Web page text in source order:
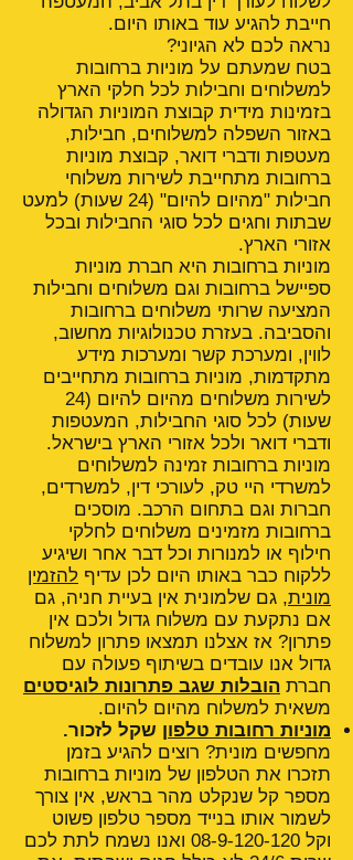
חייבת להגיע עוד באותו היום.
נראה לכם לא הגיוני?
בטח שמעתם על מוניות ברחובות
למשלוחים וחבילות לכל חלקי הארץ
בזמינות מידית קבוצת המוניות הגדולה
באזור השפלה למשלוחים, חבילות,
מעטפות ודברי דואר, קבוצת מוניות
ברחובות מתחייבת לשירות משלוחי
חבילות "מהיום להיום" (24 שעות) למעט
שבתות וחגים לכל סוגי החבילות ובכל
אזורי הארץ.
מוניות ברחובות היא חברת מוניות
ספיישל ברחובות וגם משלוחים וחבילות
המציעה שרותי משלוחים ברחובות
והסביבה. בעזרת טכנולוגיות מחשוב,
לווין, ומערכת קשר ומערכות מידע
מתקדמות, מוניות ברחובות מתחייבים
לשירות משלוחים מהיום להיום (24
שעות) לכל סוגי החבילות, המעטפות
ודברי דואר ולכל אזורי הארץ בישראל.
מוניות ברחובות זמינה למשלוחים
למשרדי היי טק, לעורכי דין, למשרדים,
חברות וגם בתחום הרכב. מוסכים
ברחובות מזמינים משלוחים לחלקי
חילוף או למנורות וכל דבר אחר ושיגיע
ללקוח כבר באותו היום לכן עדיף להזמין
מונית, גם שלמונית אין בעיית חניה, גם
אם נתקעת עם משלוח גדול ולכם אין
פתרון? אז אצלנו תמצאו פתרון למשלוח
גדול אנו עובדים בשיתוף פעולה עם
חברת הובלות שגב פתרונות לוגיסטים
משאית למשלוח מהיום להיום.
מוניות רחובות טלפון שקל לזכור.
מחפשים מונית? רוצים להגיע בזמן
תזכרו את הטלפון של מוניות ברחובות
מספר קל שנקלט מהר בראש, אין צורך
לשמור אותו בנייד מספר טלפון פשוט
וקל 08-9-120-120 ואנו נשמח לתת לכם